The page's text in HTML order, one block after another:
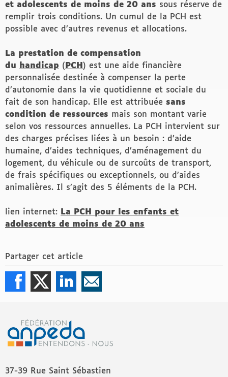
et adolescents de moins de 20 ans sous réserve de
remplir trois conditions. Un cumul de la PCH est
possible avec d’autres revenus et allocations.
La prestation de compensation
du
handicap ( PCH ) est une aide financière
personnalisée destinée à compenser la perte
d’autonomie dans la vie quotidienne et sociale du
fait de son handicap. Elle est attribuée sans
condition de ressources mais son montant varie
selon vos ressources annuelles. La PCH intervient sur
des charges précises liées à un besoin : d’aide
humaine, d’aides techniques, d’aménagement du
logement, du véhicule ou de surcoûts de transport,
de frais spécifiques ou exceptionnels, ou d’aides
animalières. Il s’agit des 5 éléments de la PCH.
lien internet: La PCH pour les enfants et
adolescents de moins de 20 ans
Partager cet article
37-39 Rue Saint Sébastien